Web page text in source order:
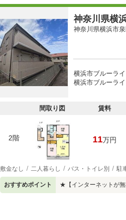
神奈川県横
神奈川県横浜市
横浜市ブルーラ
横浜市ブルーラ
間取り図 賃料
2階 11万円
敷金なし 二人暮らし バス・トイレ別 駐
おすすめポイント ★【インターネットが